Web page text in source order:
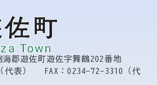
海郡遊佐町遊佐字舞鶴202番地
代表）
FAX：0234-72-3310（代